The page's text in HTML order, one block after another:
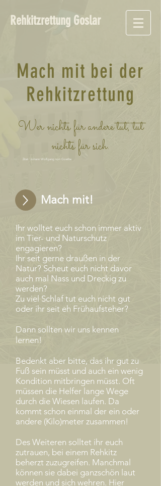
Rehkitzrettung Goslar
Mach mit bei der
Rehkitzrettung
Wer nichts für andere tut, tut
nichts für sich.
Zitat: Johann Wolfgang von Goethe
Mach mit!
Ihr wolltet euch schon immer aktiv
im Tier- und Naturschutz
engagieren?
Ihr seit gerne draußen in der
Natur? Scheut euch nicht davor
auch mal Nass und Dreckig zu
werden?
Zu viel Schlaf tut euch nicht gut
oder ihr seit eh Frühaufsteher?
Dann sollten wir uns kennen
lernen!
Bedenkt aber bitte, das ihr gut zu
Fuß sein müsst und auch ein wenig
Kondition mitbringen müsst. Oft
müssen die Helfer lange Wege
durch die Wiesen laufen. Da
kommt schon einmal der ein oder
andere (Kilo)meter zusammen!
Des Weiteren solltet ihr euch
zutrauen, bei einem Rehkitz
beherzt zuzugreifen. Manchmal
können sie dabei ganzschön laut
werden und sich wehren. Hier